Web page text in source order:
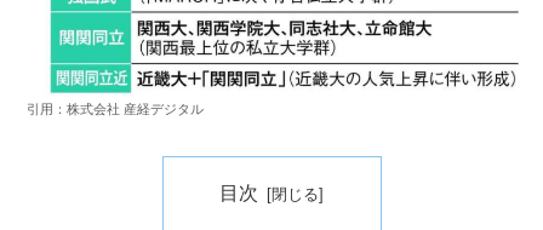
引用：株式会社 産経デジタル
目次